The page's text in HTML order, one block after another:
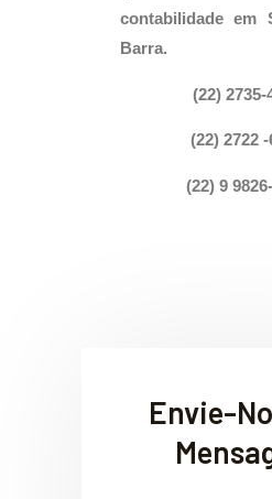
contabilidade em
Barra.
(22) 2735-
(22) 2722 -
(22) 9
Envie-